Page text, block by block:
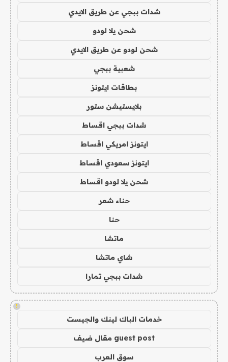
شدات ببجي عن طريق الايدي
شحن يلا لودو
شحن لودو عن طريق الايدي
شعبية ببجي
بطاقات ايتونز
بلايستيشن ستور
شدات ببجي اقساط
ايتونز امريكي اقساط
ايتونز سعودي اقساط
شحن يلا لودو اقساط
حناء شعر
حنا
ماتشا
شاي ماتشا
شدات ببجي تمارا
!
خدمات الباك لينك والجيست
guest post مقال ضيف
سوق العرب